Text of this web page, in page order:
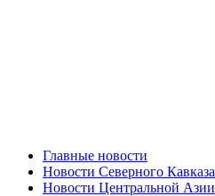
Главные новости
Новости Северного Кавказа
Новости Центральной Азии